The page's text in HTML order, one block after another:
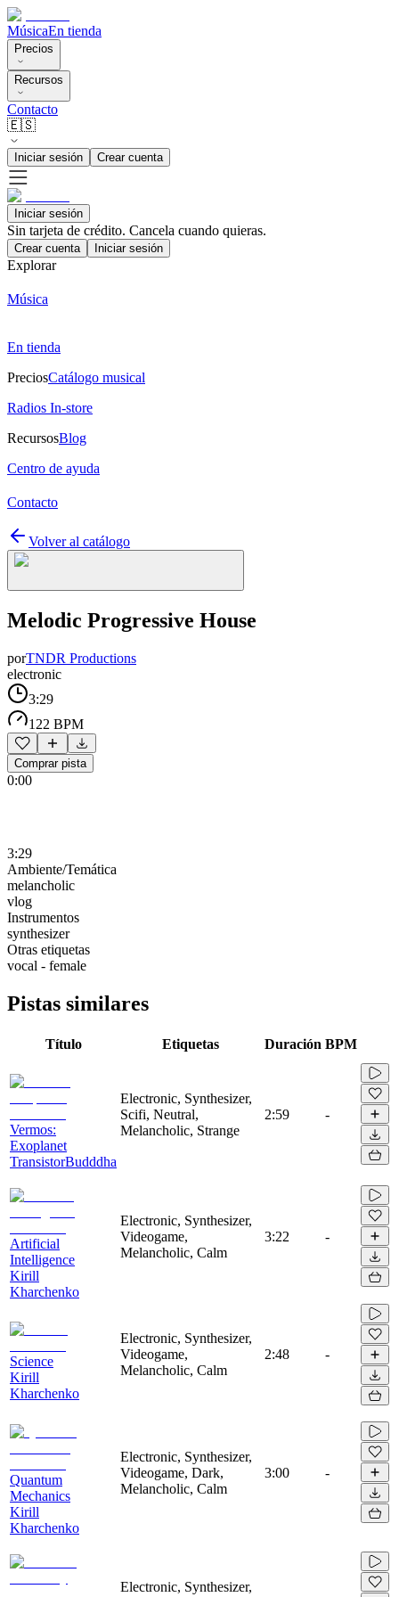
MúsicaEn tienda
Precios
Recursos
Contacto
🇪🇸
Iniciar sesión Crear cuenta
Iniciar sesión
Sin tarjeta de crédito. Cancela cuando quieras.
Crear cuenta Iniciar sesión
Explorar
Música
En tienda
PreciosCatálogo musical
Radios In-store
RecursosBlog
Centro de ayuda
Contacto
Volver al catálogo
Melodic Progressive House
porTNDR Productions
electronic
3:29
122 BPM
Comprar pista
0:00
3:29
Ambiente/Temática
melancholic
vlog
Instrumentos
synthesizer
Otras etiquetas
vocal - female
Pistas similares
Título Etiquetas Duración BPM
Vermos:
Exoplanet
TransistorBudddha
Electronic, Synthesizer,
Scifi, Neutral,
Melancholic, Strange
2:59 -
Artificial
Intelligence
Kirill
Kharchenko
Electronic, Synthesizer,
Videogame,
Melancholic, Calm
3:22 -
Science
Kirill
Kharchenko
Electronic, Synthesizer,
Videogame,
Melancholic, Calm
2:48 -
Quantum
Mechanics
Kirill
Kharchenko
Electronic, Synthesizer,
Videogame, Dark,
Melancholic, Calm
3:00 -
Electronic, Synthesizer,